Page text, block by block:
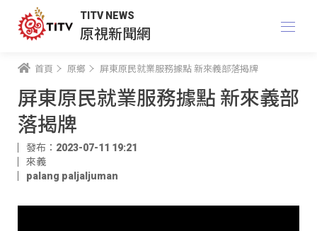
TITV NEWS
原視新聞網
首頁 原鄉 屏東原民就業服務據點 新來義部落揭牌
屏東原民就業服務據點 新來義部
落揭牌
發布：2023-07-11 19:21
來義
palang paljaljuman